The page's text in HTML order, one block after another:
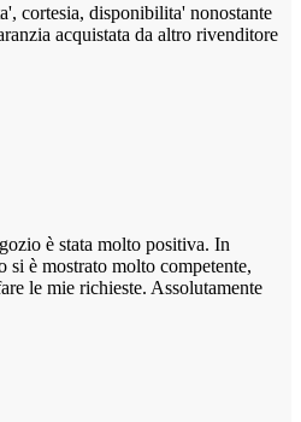
cortesia, disponibilita' nonostante
acquistata da altro rivenditore
è stata molto positiva. In
è mostrato molto competente,
le mie richieste. Assolutamente